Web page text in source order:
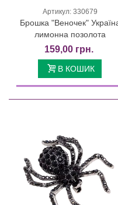
Артикул: 330679
Брошка "Веночек"
лимонна позолота
159,00 грн.
В КОШИК